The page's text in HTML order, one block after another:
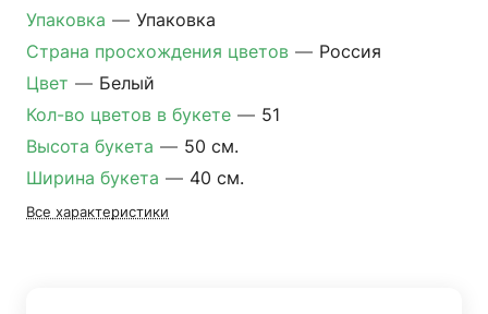
Упаковка — Упаковка
Страна просхождения цветов — Россия
Цвет — Белый
Кол-во цветов в букете — 51
Высота букета — 50 см.
Ширина букета — 40 см.
Все характеристики